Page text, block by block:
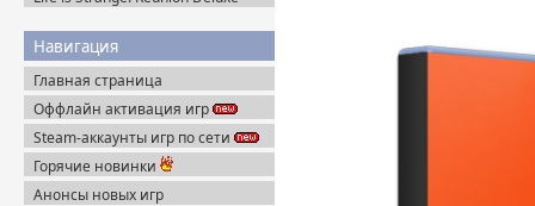
Навигация
Главная страница
Оффлайн активация игр
Steam-аккаунты игр по сети
Горячие новинки
Анонсы новых игр